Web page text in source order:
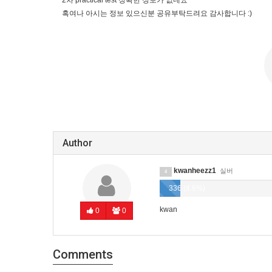
혹여나 아시는 정보 있으신분 공유부탁드려요 감사합니다 :)
Author
0 0
4 kwanheezz1 실버
336 (4.6%)
kwan
Comments